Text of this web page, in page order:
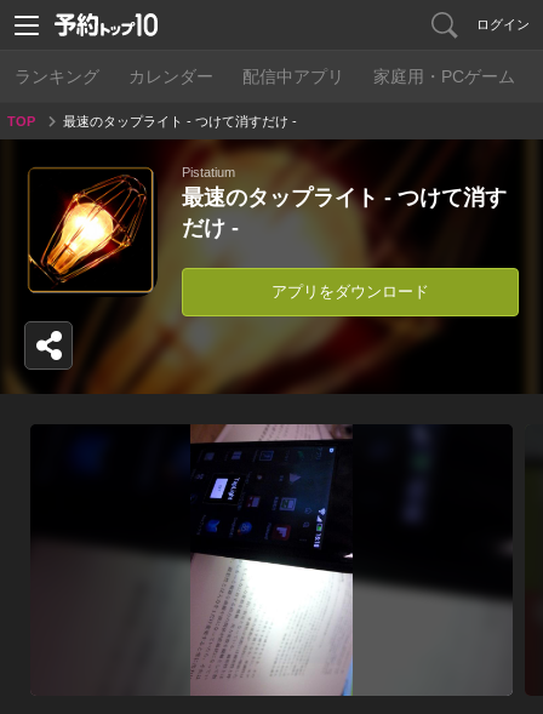
ログイン
ランキング カレンダー 配信中アプリ 家庭用・PCゲーム
TOP 最速のタップライト - つけて消すだけ -
Pistatium
最速のタップライト - つけて消す
だけ -
アプリをダウンロード